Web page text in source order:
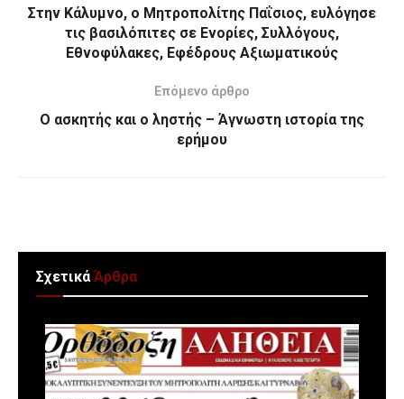
Στην Κάλυμνο, ο Μητροπολίτης Παΐσιος, ευλόγησε
τις βασιλόπιτες σε Ενορίες, Συλλόγους,
Εθνοφύλακες, Εφέδρους Αξιωματικούς
Επόμενο άρθρο
Ο ασκητής και ο ληστής – Άγνωστη ιστορία της
ερήμου
ΣχετικάΆρθρα